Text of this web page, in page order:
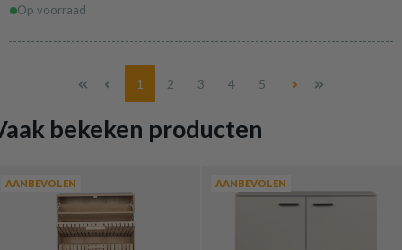
Op voorraad
Pagina
1 Pagina
2 Pagina
3 Pagina
4 Pagina
5
bekeken producten
AANBEVOLEN AANBEVOLEN